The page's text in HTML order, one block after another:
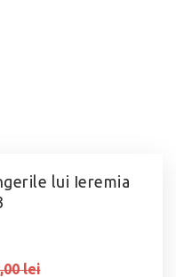
lui Ieremia
lei